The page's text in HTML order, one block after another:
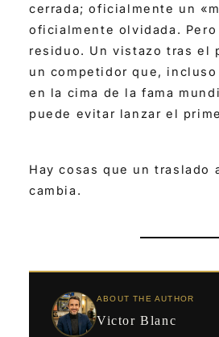
cerrada; oficialmente un
oficialmente olvidada. Pero
residuo. Un vistazo tras el
un competidor que,
en la cima de la fama
puede evitar lanzar el
Hay cosas que un traslado
cambia.
ABOUT THE AUTHOR
Victor Blanc